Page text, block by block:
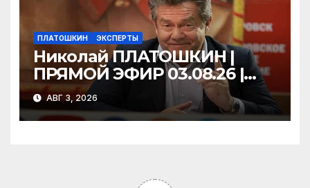
ПЛАТОШКИН ЭКСПЕРТЫ
Николай ПЛАТОШКИН |
ПРЯМОЙ ЭФИР 03.08.26 |
18:00
АВГ 3, 2026